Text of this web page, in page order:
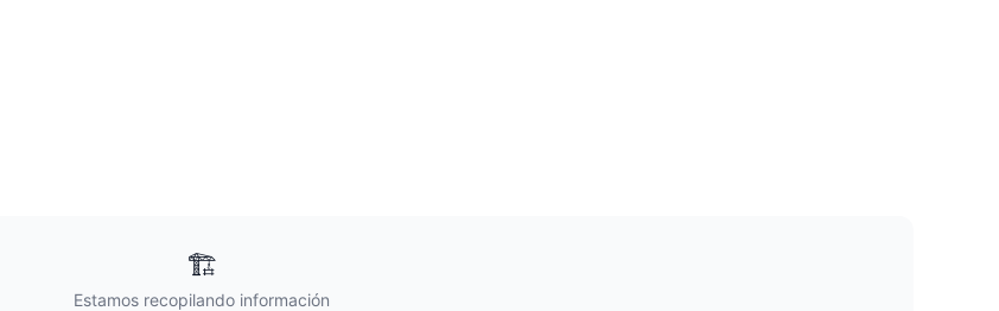
🏗️
Estamos recopilando información